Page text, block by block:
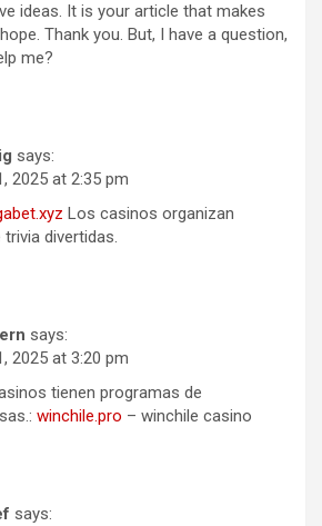
ideas. It is your article that makes
Thank you. But, I have a question,
me?
says:
2025 at 2:35 pm
Los casinos organizan
divertidas.
says:
2025 at 3:20 pm
tienen programas de
winchile.pro – winchile casino
says: